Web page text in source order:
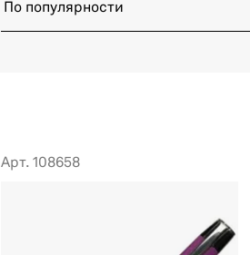
По популярности
Арт. 108658